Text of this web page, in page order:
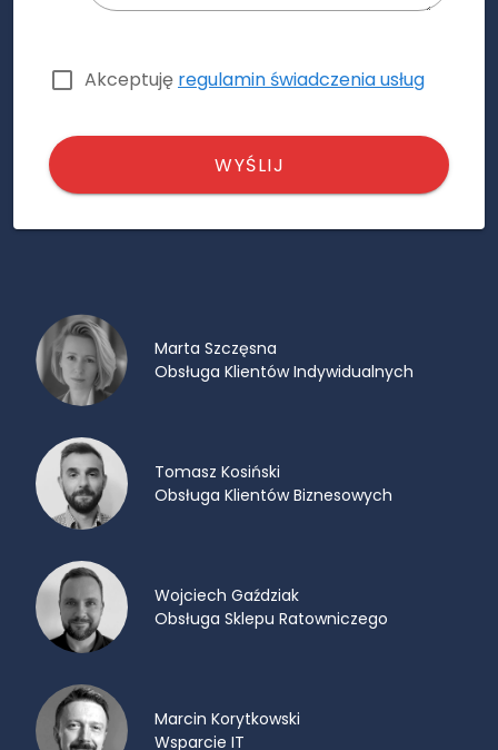
Akceptuję regulamin świadczenia usług
WYŚLIJ
Marta Szczęsna
Obsługa Klientów Indywidualnych
Tomasz Kosiński
Obsługa Klientów Biznesowych
Wojciech Gaździak
Obsługa Sklepu Ratowniczego
Marcin Korytkowski
Wsparcie IT